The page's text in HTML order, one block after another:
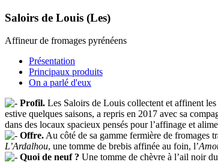
Saloirs de Louis (Les)
Affineur de fromages pyrénéens
Présentation
Principaux produits
On a parlé d'eux
Profil. Les Saloirs de Louis collectent et affinent
estive quelques saisons, a repris en 2017 avec sa
dans des locaux spacieux pensés pour l’affinage et
Offre.Au côté de sa gamme fermière de fromages
L’Ardalhou, une tomme de brebis affinée au foin, l’
Quoi de neuf ? Une tomme de chèvre à l’ail noir